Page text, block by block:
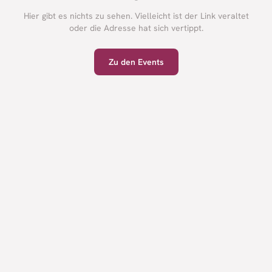
Hier gibt es nichts zu sehen. Vielleicht ist der Link veraltet
oder die Adresse hat sich vertippt.
Zu den Events